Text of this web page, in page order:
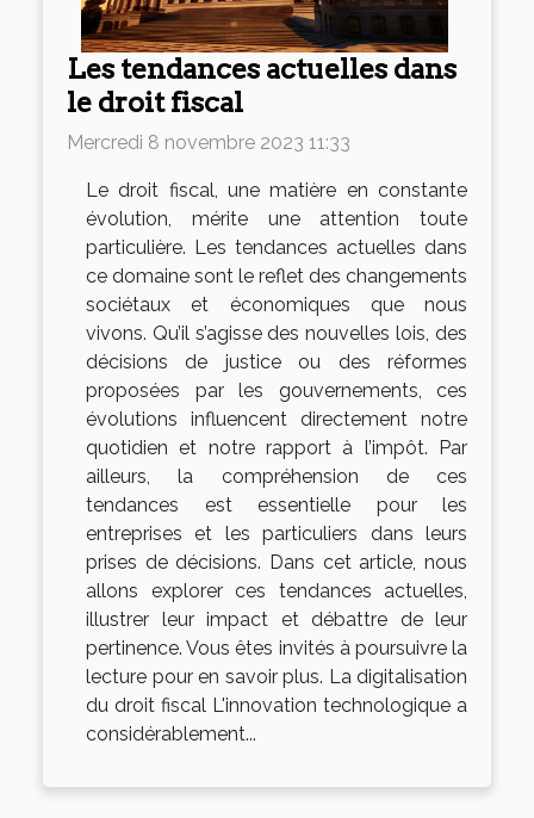
Les tendances actuelles dans
le droit fiscal
Mercredi 8 novembre 2023 11:33
Le droit fiscal, une matière en constante
évolution, mérite une attention toute
particulière. Les tendances actuelles dans
ce domaine sont le reflet des changements
sociétaux et économiques que nous
vivons. Qu’il s’agisse des nouvelles lois, des
décisions de justice ou des réformes
proposées par les gouvernements, ces
évolutions influencent directement notre
quotidien et notre rapport à l’impôt. Par
ailleurs, la compréhension de ces
tendances est essentielle pour les
entreprises et les particuliers dans leurs
prises de décisions. Dans cet article, nous
allons explorer ces tendances actuelles,
illustrer leur impact et débattre de leur
pertinence. Vous êtes invités à poursuivre la
lecture pour en savoir plus. La digitalisation
du droit fiscal L'innovation technologique a
considérablement...